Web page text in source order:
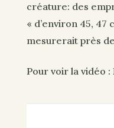
créature: des
« d’environ 45, 47
mesurerait près
Pour voir la vidéo :